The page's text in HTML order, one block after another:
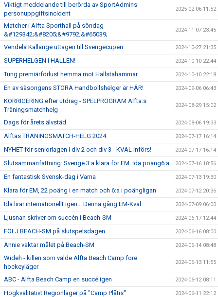
Viktigt meddelande till berörda av SportAdmins
personuppgiftsincident
2025-02-06 11:52
Matcher i Alfta Sporthall på söndag
&#129342;&#8205;&#9792;&#65039;
2024-11-07 23:45
Vendela Källänge uttagen till Sverigecupen 2024-10-27 21:35
SUPERHELGEN I HALLEN! 2024-10-10 22:44
Tung premiärförlust hemma mot Hallstahammar 2024-10-10 22:18
En av säsongens STORA Handbollshelger är HÄR! 2024-09-06 06:43
KORRIGERING efter utdrag - SPELPROGRAM Alfta:s
Träningsmatchhelg
2024-08-29 15:02
Dags för årets älvstäd 2024-08-06 19:33
Alftas TRÄNINGSMATCH-HELG 2024 2024-07-17 16:14
NYHET för seniorlagen i div 2 och div 3 - KVAL införs! 2024-07-17 16:14
Slutsammanfattning: Sverige 3:a klara för EM. Ida poäng6:a 2024-07-16 18:56
En fantastisk Svensk-dag i Varna 2024-07-13 19:30
Klara för EM, 22 poäng i en match och 6:a i poängligan 2024-07-12 20:36
Ida lirar internationellt igen... Denna gång EM-Kval 2024-07-09 06:00
Ljusnan skriver om succén i Beach-SM 2024-06-17 12:44
FÖLJ BEACH-SM på slutspelsdagen 2024-06-16 08:00
Annie vaktar målet på Beach-SM 2024-06-14 08:48
Wideh - killen som valde Alfta Beach Camp före
hockeyläger
2024-06-13 11:55
ABC - Alfta Beach Camp en succé igen 2024-06-12 08:11
Högkvalitativt Regionläger på "Camp Plåtis" 2024-06-11 22:12